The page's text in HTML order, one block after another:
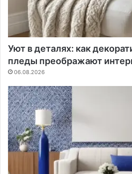
Уют в деталях: как
пледы преображают
06.08.2026